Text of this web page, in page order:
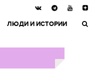
ЛЮДИ И ИСТОРИИ